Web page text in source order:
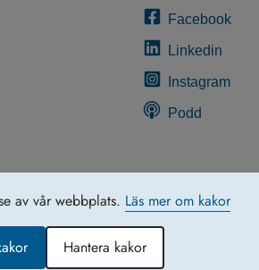
av vår webbplats. Läs mer om kakor
Hantera kakor
Facebook
Linkedin
Instagram
Podd